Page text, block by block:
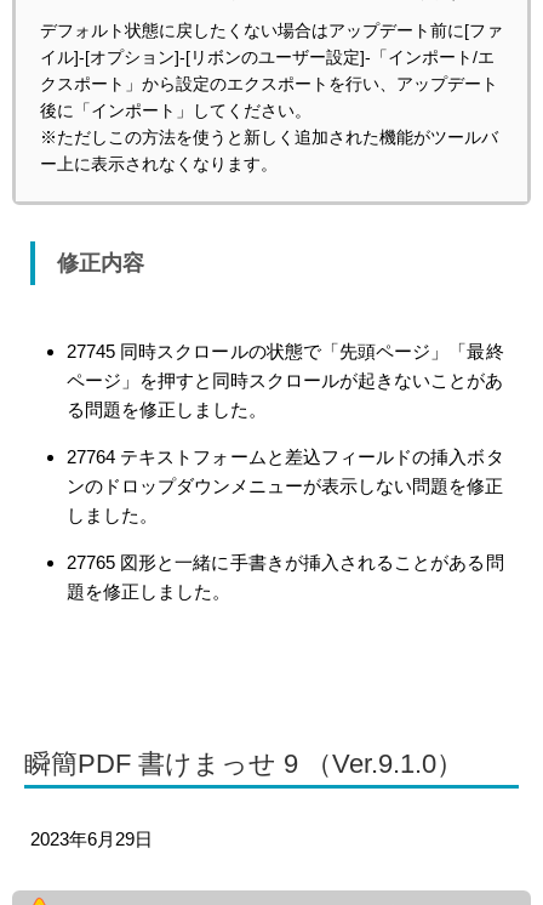
デフォルト状態に戻したくない場合はアップデート前に[ファ
イル]-[オプション]-[リボンのユーザー設定]-「インポート/エ
クスポート」から設定のエクスポートを行い、アップデート
後に「インポート」してください。
※ただしこの方法を使うと新しく追加された機能がツールバ
ー上に表示されなくなります。
修正内容
27745 同時スクロールの状態で「先頭ページ」「最終
ページ」を押すと同時スクロールが起きないことがあ
る問題を修正しました。
27764 テキストフォームと差込フィールドの挿入ボタ
ンのドロップダウンメニューが表示しない問題を修正
しました。
27765 図形と一緒に手書きが挿入されることがある問
題を修正しました。
瞬簡PDF 書けまっせ 9 （Ver.9.1.0）
2023年6月29日